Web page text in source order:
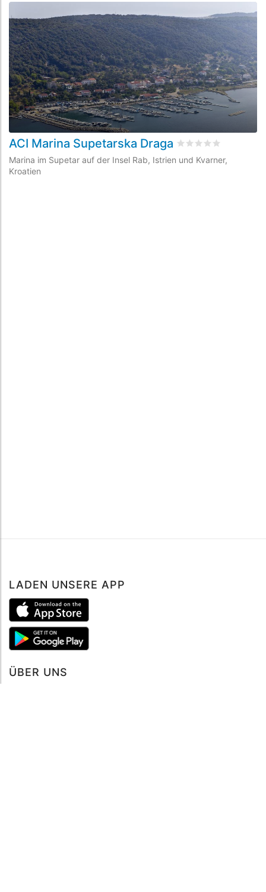
ACI Marina Supetarska Draga bewertet0
Marina im Supetar auf der Insel Rab, Istrien und Kvarner,
Kroatien
LADEN UNSERE APP
ÜBER UNS